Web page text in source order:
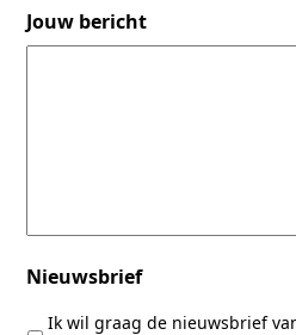
Jouw bericht
Nieuwsbrief
Ik wil graag de nieuwsbrief